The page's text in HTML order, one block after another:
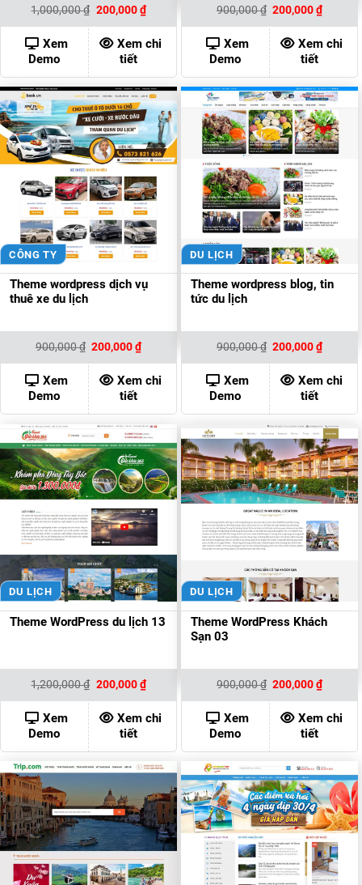
1,000,000₫ Giá
là:
1,000,000 ₫.
200,000₫Giá
hiện
tại
là:
200,000 ₫.
Xem
Demo
Xem chi
tiết
900,000₫ Giá
là:
900,000 ₫.
200,000₫Giá
hiện
tại
là:
Xem
Demo
Xem chi
tiết
CÔNG TY
Theme wordpress dịch vụ
thuê xe du lịch
900,000₫ Giá
là:
900,000 ₫.
200,000₫Giá
hiện
tại
là:
200,000 ₫.
Xem
Demo
Xem chi
tiết
DU LỊCH
Theme wordpress blog, tin
tức du lịch
900,000₫ Giá
là:
900,000 ₫.
200,000₫Giá
hiện
tại
là:
Xem
Demo
Xem chi
tiết
DU LỊCH
Theme WordPress du lịch 13
1,200,000₫ Giá
là:
1,200,000 ₫.
200,000₫Giá
hiện
tại
là:
200,000 ₫.
Xem
Demo
Xem chi
tiết
DU LỊCH
Theme WordPress Khách
Sạn 03
900,000₫ Giá
là:
900,000 ₫.
200,000₫Giá
hiện
tại
là:
Xem
Demo
Xem chi
tiết